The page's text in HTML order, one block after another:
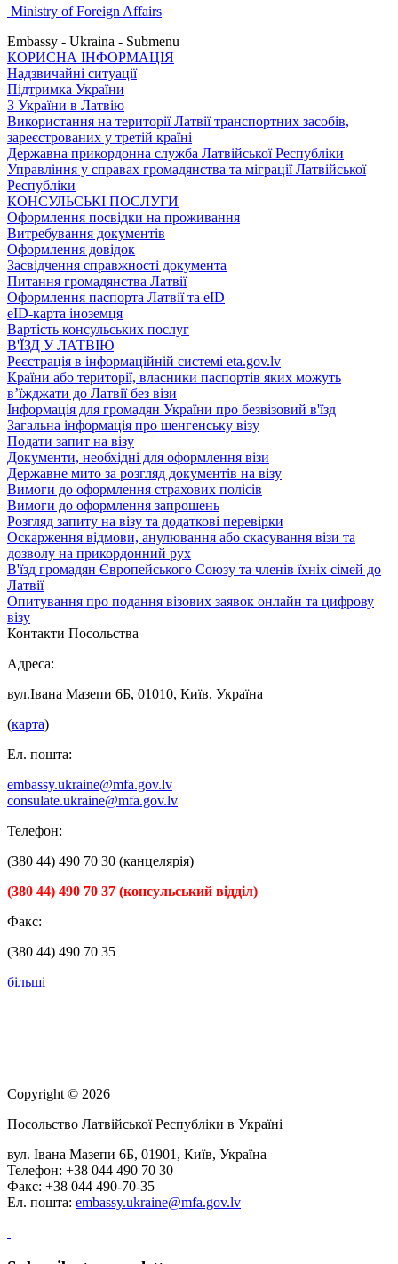
Ministry of Foreign Affairs
Embassy - Ukraina - Submenu
КОРИСНА ІНФОРМАЦІЯ
Надзвичайні ситуації
Підтримка України
З України в Латвію
Використання на території Латвії транспортних засобів,
зареєстрованих у третій країні
Державна прикордонна служба Латвійської Республіки
Управління у справах громадянства та міграції Латвійської
Республіки
КОНСУЛЬСЬКІ ПОСЛУГИ
Оформлення посвідки на проживання
Витребування документів
Оформлення довідок
Засвідчення справжності документа
Питання громадянства Латвії
Оформлення паспорта Латвії та eID
eID-карта іноземця
Вартість консульських послуг
В'ЇЗД У ЛАТВІЮ
Реєстрація в інформаційній системі eta.gov.lv
Країни або території, власники паспортів яких можуть
в’їжджати до Латвії без візи
Інформація для громадян України про безвізовий в'їзд
Загальна інформація про шенгенську візу
Подати запит на візу
Документи, необхідні для оформлення візи
Державне мито за розгляд документів на візу
Вимоги до оформлення страхових полісів
Вимоги до оформлення запрошень
Розгляд запиту на візу та додаткові перевірки
Оскарження відмови, анулювання або скасування візи та
дозволу на прикордонний рух
В'їзд громадян Європейського Союзу та членів їхніх сімей до
Латвії
Опитування про подання візових заявок онлайн та цифрову
візу
Контакти Посольства
Адреса:
вул.Івана Мазепи 6Б, 01010, Київ, Україна
(карта)
Ел. пошта:
embassy.ukraine@mfa.gov.lv
consulate.ukraine@mfa.gov.lv
Телефон:
(380 44) 490 70 30 (канцелярія)
(380 44) 490 70 37 (консульський відділ)
Факс:
(380 44) 490 70 35
більші
Copyright © 2026
Посольство Латвійської Республіки в Україні
вул. Івана Мазепи 6Б, 01901, Київ, Україна
Телефон: +38 044 490 70 30
Факс: +38 044 490-70-35
Ел. пошта: embassy.ukraine@mfa.gov.lv